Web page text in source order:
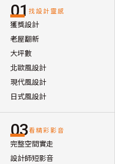
01 找設計靈感
獲獎設計
老屋翻新
大坪數
北歐風設計
現代風設計
日式風設計
03看精彩影音
完整空間實走
設計師短影音